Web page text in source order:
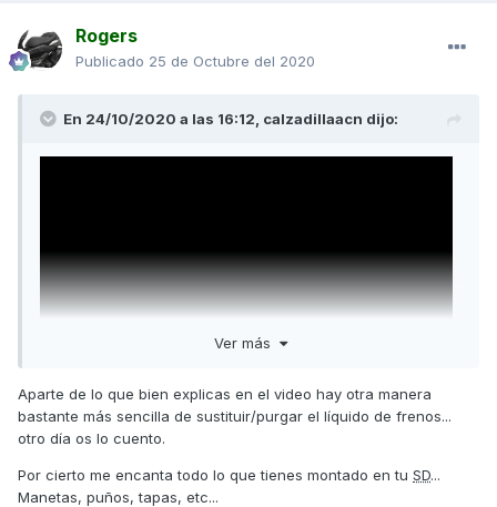
Rogers
Publicado 25 de Octubre del 2020
En 24/10/2020 a las 16:12, calzadillaacn dijo:
Aquí os dejo nuevo vídeo. A disfrutar y un saludo.
Ver más
Aparte de lo que bien explicas en el video hay otra manera
bastante más sencilla de sustituir/purgar el líquido de frenos...
otro día os lo cuento.
Por cierto me encanta todo lo que tienes montado en tu SD...
Manetas, puños, tapas, etc...